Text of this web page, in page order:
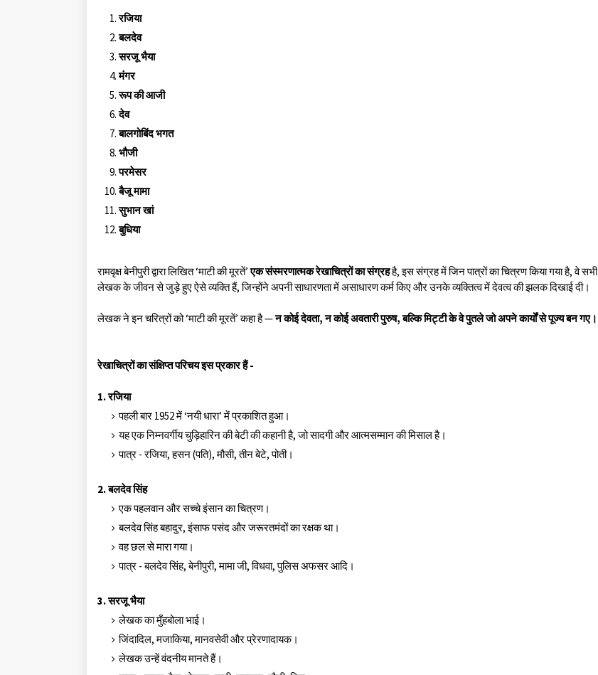
रजिया
बलदेव
सरजू भैया
मंगर
रूप की आजी
देव
बालगोबिंद भगत
भौजी
परमेसर
बैजू मामा
सुभान खां
बुधिया
रामवृक्ष बेनीपुरी द्वारा लिखित ‘माटी की मूरतें’एक संस्मरणात्मक रेखाचित्रों का संग्रहहै, इस संग्रह में जिन पात्रों का चित्रण किया गया है, वे सभी
लेखक के जीवन से जुड़े हुए ऐसे व्यक्ति हैं, जिन्होंने अपनी साधारणता में असाधारण कर्म किए और उनके व्यक्तित्व में देवत्व की झलक दिखाई दी।
लेखक ने इन चरित्रों को ‘माटी की मूरतें’ कहा है —न कोई देवता, न कोई अवतारी पुरुष, बल्कि मिट्टी के वे पुतले जो अपने कार्यों से पूज्य बन गए।
रेखाचित्रों का संक्षिप्त परिचय इस प्रकार हैं -
1. रजिया
पहली बार 1952 में ‘नयी धारा’ में प्रकाशित हुआ।
यह एक निम्नवर्गीय चुड़िहारिन की बेटी की कहानी है, जो सादगी और आत्मसम्मान की मिसाल है।
पात्र - रजिया, हसन (पति), मौसी, तीन बेटे, पोती।
2. बलदेव सिंह
एक पहलवान और सच्चे इंसान का चित्रण।
बलदेव सिंह बहादुर, इंसाफ पसंद और जरूरतमंदों का रक्षक था।
वह छल से मारा गया।
पात्र - बलदेव सिंह, बेनीपुरी, मामा जी, विधवा, पुलिस अफसर आदि।
3. सरजू भैया
लेखक का मुँहबोला भाई।
जिंदादिल, मजाकिया, मानवसेवी और प्रेरणादायक।
लेखक उन्हें वंदनीय मानते हैं।